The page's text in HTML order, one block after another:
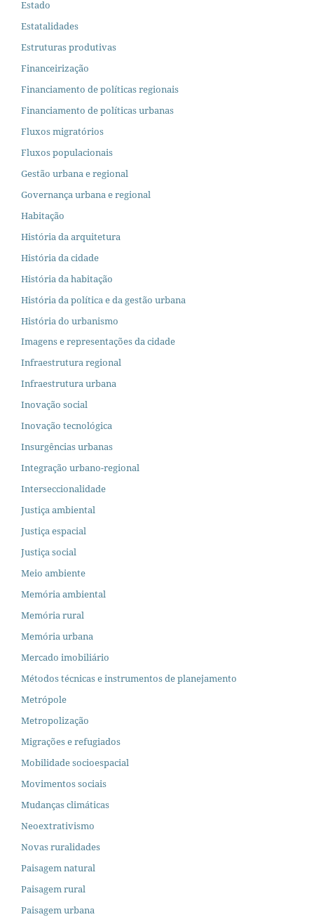
Estado
Estatalidades
Estruturas produtivas
Financeirização
Financiamento de políticas regionais
Financiamento de políticas urbanas
Fluxos migratórios
Fluxos populacionais
Gestão urbana e regional
Governança urbana e regional
Habitação
História da arquitetura
História da cidade
História da habitação
História da política e da gestão urbana
História do urbanismo
Imagens e representações da cidade
Infraestrutura regional
Infraestrutura urbana
Inovação social
Inovação tecnológica
Insurgências urbanas
Integração urbano-regional
Interseccionalidade
Justiça ambiental
Justiça espacial
Justiça social
Meio ambiente
Memória ambiental
Memória rural
Memória urbana
Mercado imobiliário
Métodos técnicas e instrumentos de planejamento
Metrópole
Metropolização
Migrações e refugiados
Mobilidade socioespacial
Movimentos sociais
Mudanças climáticas
Neoextrativismo
Novas ruralidades
Paisagem natural
Paisagem rural
Paisagem urbana